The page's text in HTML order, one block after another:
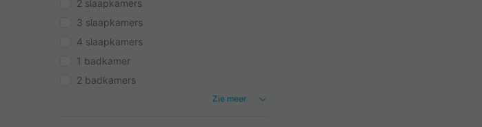
2 slaapkamers
3 slaapkamers
4 slaapkamers
1 badkamer
2 badkamers
Zie meer